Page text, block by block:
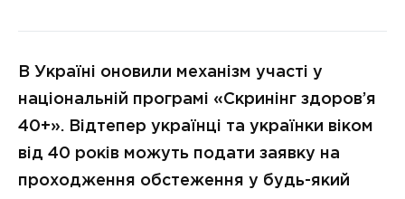
В Україні оновили механізм участі у
національній програмі «Скринінг здоров’я
40+». Відтепер українці та українки віком
від 40 років можуть подати заявку на
проходження обстеження у будь-який